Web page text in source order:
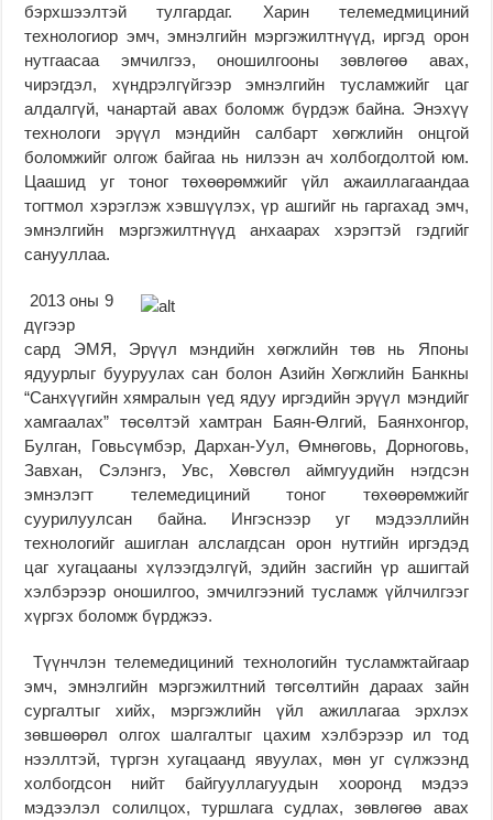
бэрхшээлтэй тулгардаг. Харин телемедмициний
технологиор эмч, эмнэлгийн мэргэжилтнүүд, иргэд орон
нутгаасаа эмчилгээ, оношилгооны зөвлөгөө авах,
чирэгдэл, хүндрэлгүйгээр эмнэлгийн тусламжийг цаг
алдалгүй, чанартай авах боломж бүрдэж байна. Энэхүү
технологи эрүүл мэндийн салбарт хөгжлийн онцгой
боломжийг олгож байгаа нь нилээн ач холбогдолтой юм.
Цаашид уг тоног төхөөрөмжийг үйл ажаиллагаандаа
тогтмол хэрэглэж хэвшүүлэх, үр ашгийг нь гаргахад эмч,
эмнэлгийн мэргэжилтнүүд анхаарах хэрэгтэй гэдгийг
санууллаа.
2013 оны 9
дүгээр
сард ЭМЯ, Эрүүл мэндийн хөгжлийн төв нь Японы
ядуурлыг бууруулах сан болон Азийн Хөгжлийн Банкны
“Санхүүгийн хямралын үед ядуу иргэдийн эрүүл мэндийг
хамгаалах” төсөлтэй хамтран Баян-Өлгий, Баянхонгор,
Булган, Говьсүмбэр, Дархан-Уул, Өмнөговь, Дорноговь,
Завхан, Сэлэнгэ, Увс, Хөвсгөл аймгуудийн нэгдсэн
эмнэлэгт телемедициний тоног төхөөрөмжийг
суурилуулсан байна. Ингэснээр уг мэдээллийн
технологийг ашиглан алслагдсан орон нутгийн иргэдэд
цаг хугацааны хүлээгдэлгүй, эдийн засгийн үр ашигтай
хэлбэрээр оношилгоо, эмчилгээний тусламж үйлчилгээг
хүргэх боломж бүрджээ.
Түүнчлэн телемедициний технологийн тусламжтайгаар
эмч, эмнэлгийн мэргэжилтний төгсөлтийн дараах зайн
сургалтыг хийх, мэргэжлийн үйл ажиллагаа эрхлэх
зөвшөөрөл олгох шалгалтыг цахим хэлбэрээр ил тод
нээллтэй, түргэн хугацаанд явуулах, мөн уг сүлжээнд
холбогдсон нийт байгууллагуудын хооронд мэдээ
мэдээлэл солилцох, туршлага судлах, зөвлөгөө авах